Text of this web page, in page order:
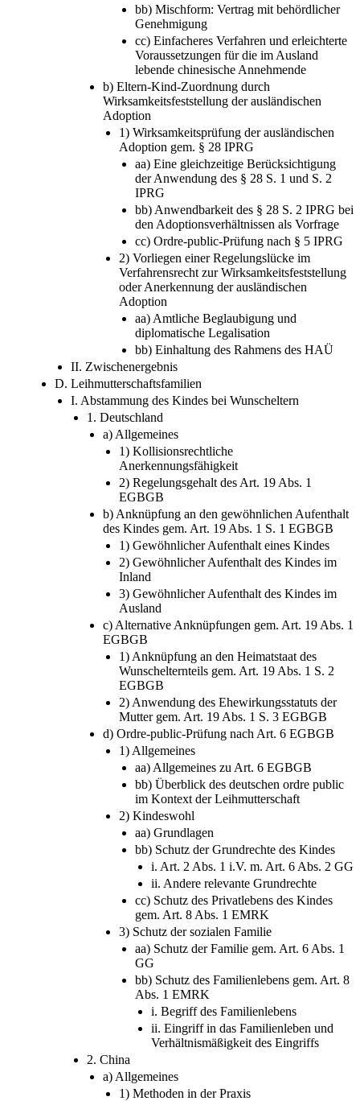
bb) Mischform: Vertrag mit behördlicher
Genehmigung
cc) Einfacheres Verfahren und erleichterte
Voraussetzungen für die im Ausland
lebende chinesische Annehmende
b) Eltern-Kind-Zuordnung durch
Wirksamkeitsfeststellung der ausländischen
Adoption
1) Wirksamkeitsprüfung der ausländischen
Adoption gem. § 28 IPRG
aa) Eine gleichzeitige Berücksichtigung
der Anwendung des § 28 S. 1 und S. 2
IPRG
bb) Anwendbarkeit des § 28 S. 2 IPRG bei
den Adoptionsverhältnissen als Vorfrage
cc) Ordre-public-Prüfung nach § 5 IPRG
2) Vorliegen einer Regelungslücke im
Verfahrensrecht zur Wirksamkeitsfeststellung
oder Anerkennung der ausländischen
Adoption
aa) Amtliche Beglaubigung und
diplomatische Legalisation
bb) Einhaltung des Rahmens des HAÜ
II. Zwischenergebnis
D. Leihmutterschaftsfamilien
I. Abstammung des Kindes bei Wunscheltern
1. Deutschland
a) Allgemeines
1) Kollisionsrechtliche
Anerkennungsfähigkeit
2) Regelungsgehalt des Art. 19 Abs. 1
EGBGB
b) Anknüpfung an den gewöhnlichen Aufenthalt
des Kindes gem. Art. 19 Abs. 1 S. 1 EGBGB
1) Gewöhnlicher Aufenthalt eines Kindes
2) Gewöhnlicher Aufenthalt des Kindes im
Inland
3) Gewöhnlicher Aufenthalt des Kindes im
Ausland
c) Alternative Anknüpfungen gem. Art. 19 Abs. 1
EGBGB
1) Anknüpfung an den Heimatstaat des
Wunschelternteils gem. Art. 19 Abs. 1 S. 2
EGBGB
2) Anwendung des Ehewirkungsstatuts der
Mutter gem. Art. 19 Abs. 1 S. 3 EGBGB
d) Ordre-public-Prüfung nach Art. 6 EGBGB
1) Allgemeines
aa) Allgemeines zu Art. 6 EGBGB
bb) Überblick des deutschen ordre public
im Kontext der Leihmutterschaft
2) Kindeswohl
aa) Grundlagen
bb) Schutz der Grundrechte des Kindes
i. Art. 2 Abs. 1 i.V. m. Art. 6 Abs. 2 GG
ii. Andere relevante Grundrechte
cc) Schutz des Privatlebens des Kindes
gem. Art. 8 Abs. 1 EMRK
3) Schutz der sozialen Familie
aa) Schutz der Familie gem. Art. 6 Abs. 1
GG
bb) Schutz des Familienlebens gem. Art. 8
Abs. 1 EMRK
i. Begriff des Familienlebens
ii. Eingriff in das Familienleben und
Verhältnismäßigkeit des Eingriffs
2. China
a) Allgemeines
1) Methoden in der Praxis